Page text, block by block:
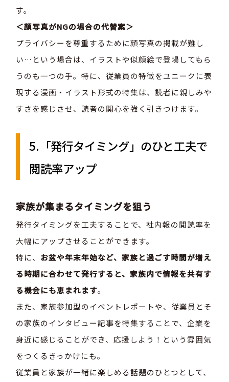
す。
＜顔写真がNGの場合の代替案＞
プライバシーを尊重するために顔写真の掲載が難し
い…という場合は、イラストや似顔絵で登場してもら
うのも一つの手。特に、従業員の特徴をユニークに表
現する漫画・イラスト形式の特集は、読者に親しみや
すさを感じさせ、読者の関心を強く引きつけます。
5.「発行タイミング」のひと工夫で
閲読率アップ
家族が集まるタイミングを狙う
発行タイミングを工夫することで、社内報の閲読率を
大幅にアップさせることができます。
特に、 お盆や年末年始など、家族と過ごす時間が増え
る時期に合わせて発行すると、家族内で情報を共有す
る機会にも恵まれます。
また、家族参加型のイベントレポートや、従業員とそ
の家族のインタビュー記事を特集することで、企業を
身近に感じることができ、応援しよう！という雰囲気
をつくるきっかけにも。
従業員と家族が一緒に楽しめる話題のひとつとして、